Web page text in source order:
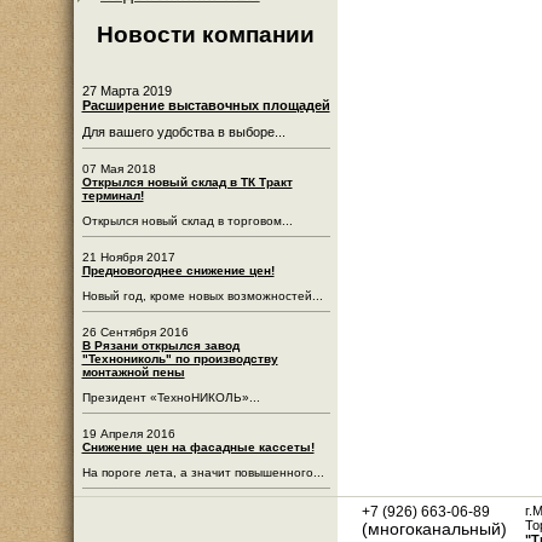
Новости компании
27 Марта 2019
Расширение выставочных площадей
Для вашего удобства в выборе...
07 Мая 2018
Открылся новый склад в ТК Тракт
терминал!
Открылся новый склад в торговом...
21 Ноября 2017
Предновогоднее снижение цен!
Новый год, кроме новых возможностей...
26 Сентября 2016
В Рязани открылся завод
"Технониколь" по производству
монтажной пены
Президент «ТехноНИКОЛЬ»...
19 Апреля 2016
Снижение цен на фасадные кассеты!
На пороге лета, а значит повышенного...
+7 (926) 663-06-89
(многоканальный)